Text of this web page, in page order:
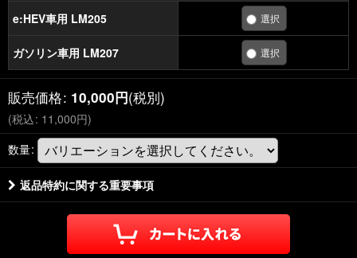
e:HEV車用 LM205
ガソリン車用 LM207
販売価格: 10,000円(税別)
(税込: 11,000円)
数量:
返品特約に関する重要事項